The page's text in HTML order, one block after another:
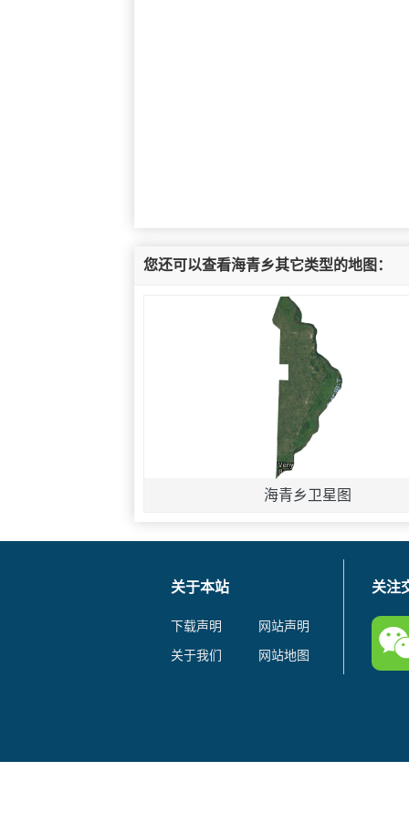
您还可以查看海青乡其它类型的地图：
海青乡卫星图
关于本站
下载声明
网站声明
关于我们
网站地图
关注